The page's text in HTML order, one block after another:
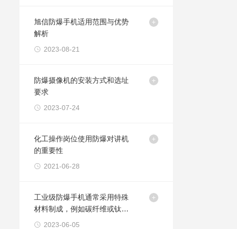
旭信防爆手机适用范围与优势
解析
2023-08-21
防爆摄像机的安装方式和选址
要求
2023-07-24
化工操作岗位使用防爆对讲机
的重要性
2021-06-28
工业级防爆手机通常采用特殊
材料制成，例如碳纤维或钛合
金等2023-06-05